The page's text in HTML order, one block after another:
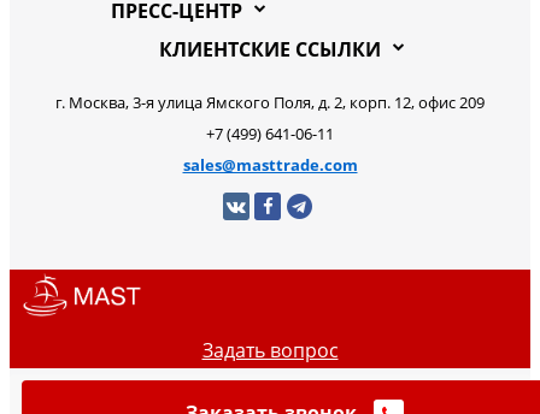
ПРЕСС-ЦЕНТР
КЛИЕНТСКИЕ ССЫЛКИ
г. Москва, 3-я улица Ямского Поля, д. 2, корп. 12, офис 209
+7 (499) 641-06-11
sales@masttrade.com
Задать вопрос